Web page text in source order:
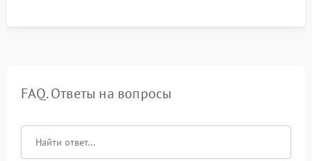
FAQ. Ответы на вопросы